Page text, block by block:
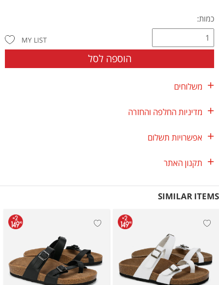
כמות:
הוספה לסל
MY LIST
משלוחים
מדיניות החלפה והחזרה
אפשרויות תשלום
תקנון האתר
SIMILAR ITEMS